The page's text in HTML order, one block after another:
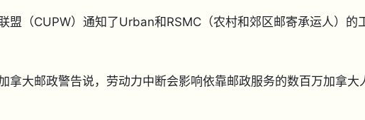
盟（CUPW）通知了Urban和RSMC（农村和郊区邮寄承运人）的
拿大邮政警告说，劳动力中断会影响依靠邮政服务的数百万加拿大